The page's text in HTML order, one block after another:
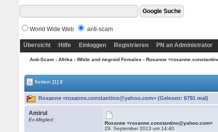
World Wide Web anti-scam
Übersicht Hilfe Einloggen Registrieren PN an Administrator
Anti-Scam› Afrika › White and negroid Females › Roxanne
Seiten:[1] 2
Roxanne <roxanne.constantino@yahoo.com> (Gelesen: 6791 mal)
Amirul
Ex-Mitglied
Roxanne <roxanne.constantino@yahoo.com>
29. September 2013 um 14:40